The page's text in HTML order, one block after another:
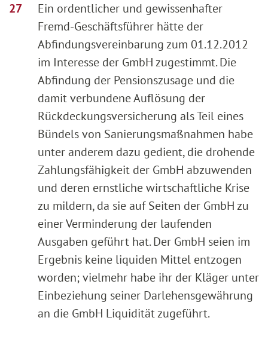
Ein ordentlicher und gewissenhafter
Fremd-Geschäftsführer hätte der
Abfindungsvereinbarung zum 01.12.2012
im Interesse der GmbH zugestimmt. Die
Abfindung der Pensionszusage und die
damit verbundene Auflösung der
Rückdeckungsversicherung als Teil eines
Bündels von Sanierungsmaßnahmen habe
unter anderem dazu gedient, die drohende
Zahlungsfähigkeit der GmbH abzuwenden
und deren ernstliche wirtschaftliche Krise
zu mildern, da sie auf Seiten der GmbH zu
einer Verminderung der laufenden
Ausgaben geführt hat. Der GmbH seien im
Ergebnis keine liquiden Mittel entzogen
worden; vielmehr habe ihr der Kläger unter
Einbeziehung seiner Darlehensgewährung
an die GmbH Liquidität zugeführt.